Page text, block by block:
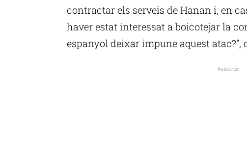
contractar els serveis de Hanan i, en
haver estat interessat a boicotejar la
espanyol deixar impune aquest atac?”,
Publicitat